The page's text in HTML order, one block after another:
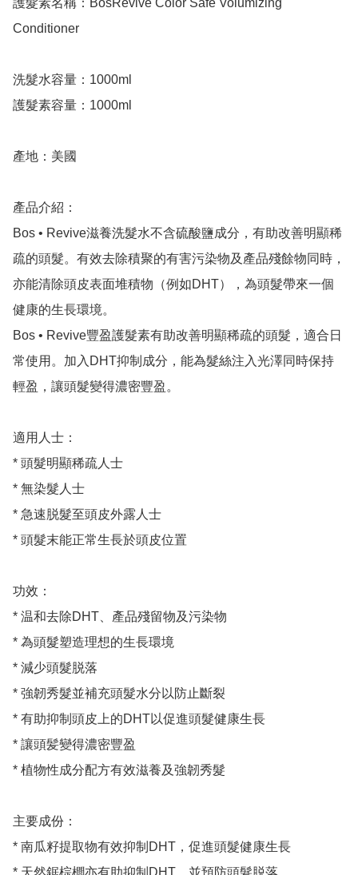
護髮素名稱：BosRevive Color Safe Volumizing
Conditioner
洗髮水容量：1000ml
護髮素容量：1000ml
產地：美國
產品介紹：
Bos • Revive滋養洗髮水不含硫酸鹽成分，有助改善明顯稀
疏的頭髮。有效去除積聚的有害污染物及產品殘餘物同時，
亦能清除頭皮表面堆積物（例如DHT），為頭髮帶來一個
健康的生長環境。
Bos • Revive豐盈護髮素有助改善明顯稀疏的頭髮，適合日
常使用。加入DHT抑制成分，能為髮絲注入光澤同時保持
輕盈，讓頭髮變得濃密豐盈。
適用人士：
* 頭髮明顯稀疏人士
* 無染髮人士
* 急速脱髮至頭皮外露人士
* 頭髮末能正常生長於頭皮位置
功效：
* 温和去除DHT、產品殘留物及污染物
* 為頭髮塑造理想的生長環境
* 減少頭髮脱落
* 強韌秀髮並補充頭髮水分以防止斷裂
* 有助抑制頭皮上的DHT以促進頭髮健康生長
* 讓頭髪變得濃密豐盈
* 植物性成分配方有效滋養及強韌秀髮
主要成份：
* 南瓜籽提取物有效抑制DHT，促進頭髮健康生長